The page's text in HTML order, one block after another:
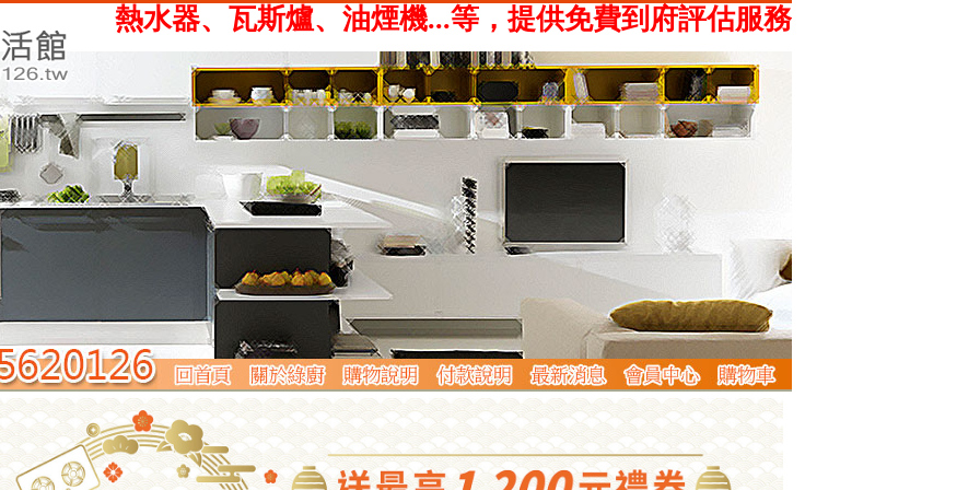
瓦斯爐、油煙機...等，提供免費到府評估服務